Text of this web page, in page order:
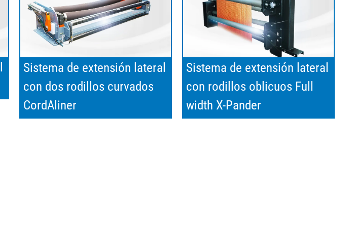
Sistema de extensión lateral
con dos rodillos curvados
CordAliner
Sistema de extensión lateral
con rodillos oblicuos Full
width X-Pander